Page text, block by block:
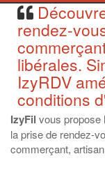
rendez-
libérales.
IzyRDV
conditions
IzyFil vous propose
la prise de rendez-
commerçant,